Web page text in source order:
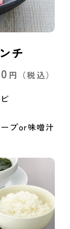
チ
円 （税込）
プor味噌汁